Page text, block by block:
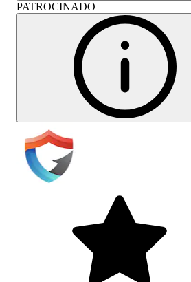
PATROCINADO